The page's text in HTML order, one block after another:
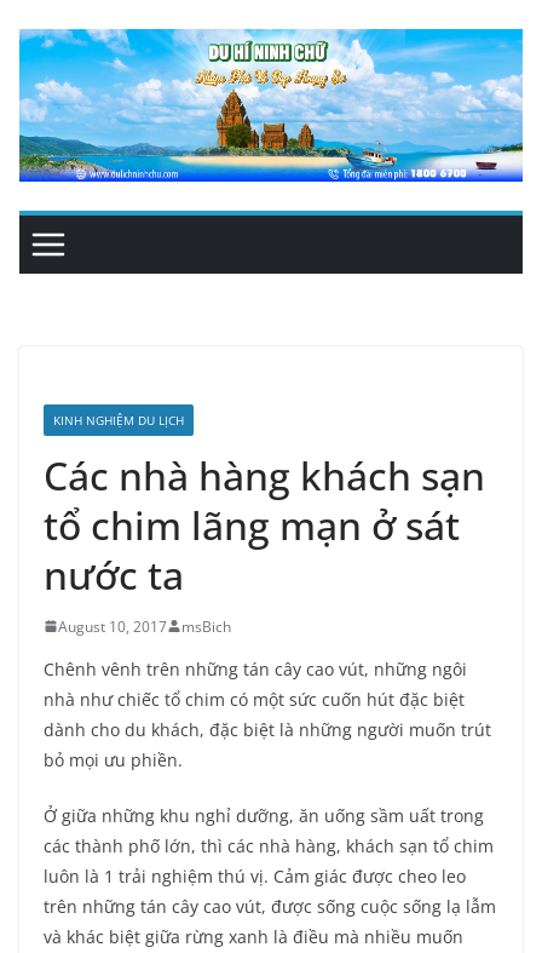
content
KINH NGHIỆM DU LỊCH
Các nhà hàng khách sạn
tổ chim lãng mạn ở sát
nước ta
August 10, 2017 msBich
Chênh vênh trên những tán cây cao vút, những ngôi
nhà như chiếc tổ chim có một sức cuốn hút đặc biệt
dành cho du khách, đặc biệt là những người muốn trút
bỏ mọi ưu phiền.
Ở giữa những khu nghỉ dưỡng, ăn uống sầm uất trong
các thành phố lớn, thì các nhà hàng, khách sạn tổ chim
luôn là 1 trải nghiệm thú vị. Cảm giác được cheo leo
trên những tán cây cao vút, được sống cuộc sống lạ lẫm
và khác biệt giữa rừng xanh là điều mà nhiều muốn